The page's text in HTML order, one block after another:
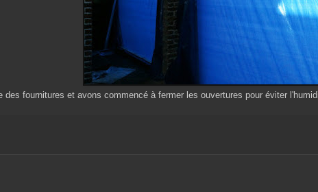
fournitures et avons commencé à fermer les ouvertures pour éviter